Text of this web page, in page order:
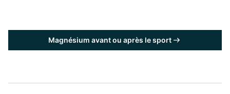
Magnésium avant ou après le sport